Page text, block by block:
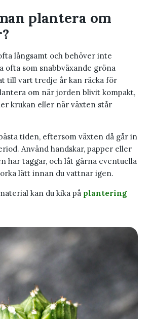
plantera om
långsamt och behöver inte
ofta som snabbväxande gröna
till vart tredje år kan räcka för
om när jorden blivit kompakt,
krukan eller när växten står
tiden, eftersom växten då går in
Använd handskar, papper eller
har taggar, och låt gärna eventuella
lätt innan du vattnar igen.
kan du kika på plantering